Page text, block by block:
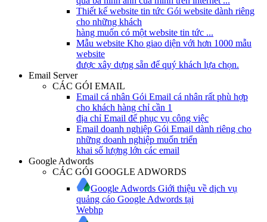
Thiết kế website tin tức Gói website dành riêng
cho những khách
hàng muốn có một website tin tức ...
Mẫu website Kho giao diện với hơn 1000 mẫu
website
được xây dựng sẵn để quý khách lựa chọn.
Email Server
CÁC GÓI EMAIL
Email cá nhân Gói Email cá nhân rất phù hợp
cho khách hàng chỉ cần 1
địa chỉ Email để phục vụ công việc
Email doanh nghiệp Gói Email dành riêng cho
những doanh nghiệp muốn triển
khai số lượng lớn các email
Google Adwords
CÁC GÓI GOOGLE ADWORDS
Google Adwords Giới thiệu về dịch vụ
quảng cáo Google Adwords tại
Webhp